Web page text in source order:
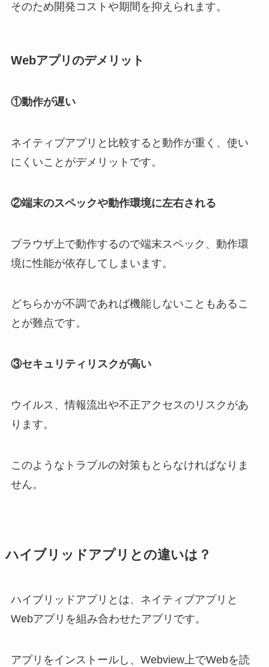
そのため開発コストや期間を抑えられます。
Webアプリのデメリット
①動作が遅い
ネイティブアプリと比較すると動作が重く、使い
にくいことがデメリットです。
②端末のスペックや動作環境に左右される
ブラウザ上で動作するので端末スペック、動作環
境に性能が依存してしまいます。
どちらかが不調であれば機能しないこともあるこ
とが難点です。
③セキュリティリスクが高い
ウイルス、情報流出や不正アクセスのリスクがあ
ります。
このようなトラブルの対策もとらなければなりま
せん。
ハイブリッドアプリ との違いは？
ハイブリッドアプリとは、ネイティブアプリと
Webアプリを組み合わせたアプリです。
アプリをインストールし、Webview上でWebを読